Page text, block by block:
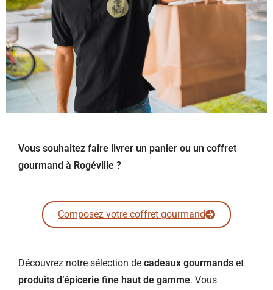
Vous souhaitez faire livrer un panier ou un coffret
gourmand à Rogéville ?
Composez votre coffret gourmand
Découvrez notre sélection de cadeaux gourmands et
produits d’épicerie fine haut de gamme. Vous